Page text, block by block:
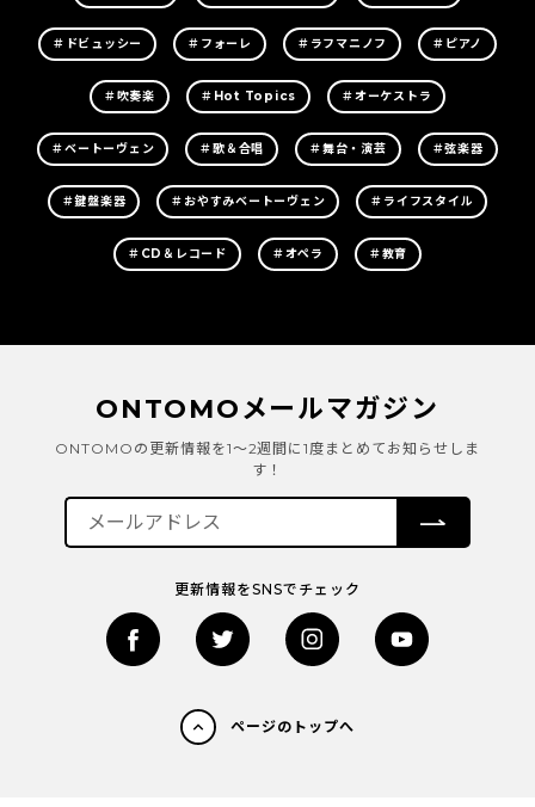
＃ドビュッシー ＃フォーレ ＃ラフマニノフ ＃ピアノ
＃吹奏楽 ＃Hot Topics ＃オーケストラ
＃ベートーヴェン ＃歌＆合唱 ＃舞台・演芸 ＃弦楽器
＃鍵盤楽器 ＃おやすみベートーヴェン ＃ライフスタイル
＃CD＆レコード ＃オペラ ＃教育
ONTOMOメールマガジン
ONTOMOの更新情報を1～2週間に1度まとめてお知らせしま
す！
更新情報をSNSでチェック
ページのトップへ